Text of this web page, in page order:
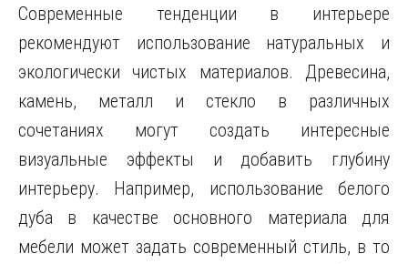
Современные тенденции в интерьере
рекомендуют использование натуральных и
экологически чистых материалов. Древесина,
камень, металл и стекло в различных
сочетаниях могут создать интересные
визуальные эффекты и добавить глубину
интерьеру. Например, использование белого
дуба в качестве основного материала для
мебели может задать современный стиль, в то